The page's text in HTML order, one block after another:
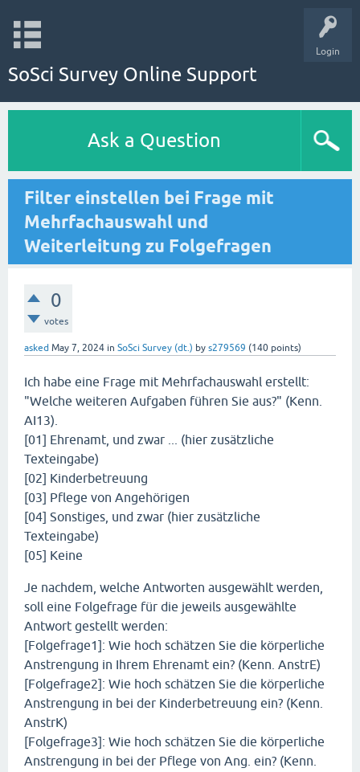
Login
SoSci Survey Online Support
Ask a Question
Filter einstellen bei Frage mit
Mehrfachauswahl und
Weiterleitung zu Folgefragen
0
votes
asked May 7, 2024 in SoSci Survey (dt.) by s279569 (140 points)
Ich habe eine Frage mit Mehrfachauswahl erstellt:
"Welche weiteren Aufgaben führen Sie aus?" (Kenn.
AI13).
[01] Ehrenamt, und zwar ... (hier zusätzliche
Texteingabe)
[02] Kinderbetreuung
[03] Pflege von Angehörigen
[04] Sonstiges, und zwar (hier zusätzliche
Texteingabe)
[05] Keine
Je nachdem, welche Antworten ausgewählt werden,
soll eine Folgefrage für die jeweils ausgewählte
Antwort gestellt werden:
[Folgefrage1]: Wie hoch schätzen Sie die körperliche
Anstrengung in Ihrem Ehrenamt ein? (Kenn. AnstrE)
[Folgefrage2]: Wie hoch schätzen Sie die körperliche
Anstrengung in bei der Kinderbetreuung ein? (Kenn.
AnstrK)
[Folgefrage3]: Wie hoch schätzen Sie die körperliche
Anstrengung in bei der Pflege von Ang. ein? (Kenn.